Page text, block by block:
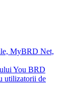
MyBRD Net,
You BRD
utilizatorii de